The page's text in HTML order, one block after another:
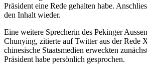
Präsident eine Rede gehalten habe.
den Inhalt wieder.
Eine weitere Sprecherin des Pekinger
Chunying, zitierte auf Twitter aus der Rede
chinesische Staatsmedien erweckten
Präsident habe persönlich gesprochen.